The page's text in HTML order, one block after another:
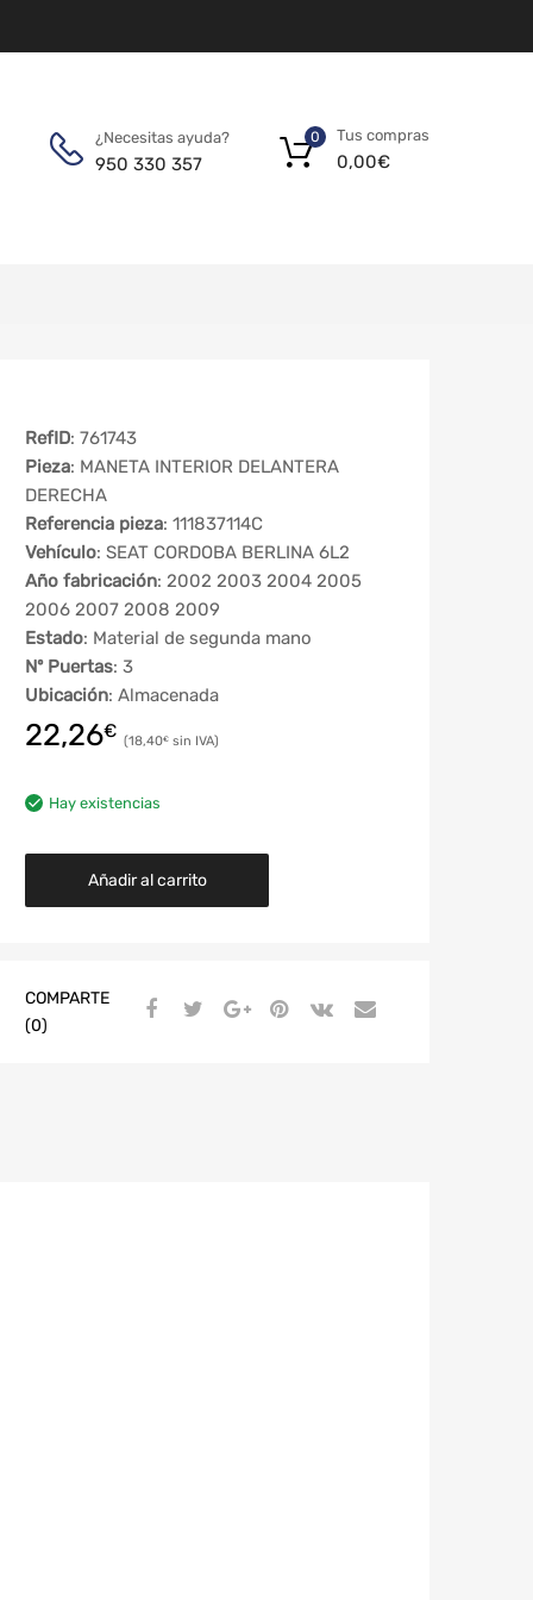
¿Necesitas ayuda?
950 330 357
Tus compras
0,00€
0
RefID: 761743
Pieza: MANETA INTERIOR DELANTERA
DERECHA
Referencia pieza: 111837114C
Vehículo: SEAT CORDOBA BERLINA 6L2
Año fabricación: 2002 2003 2004 2005
2006 2007 2008 2009
Estado: Material de segunda mano
Nº Puertas: 3
Ubicación: Almacenada
22,26€ 18,40€
Hay existencias
Añadir al carrito
COMPARTE
(0)